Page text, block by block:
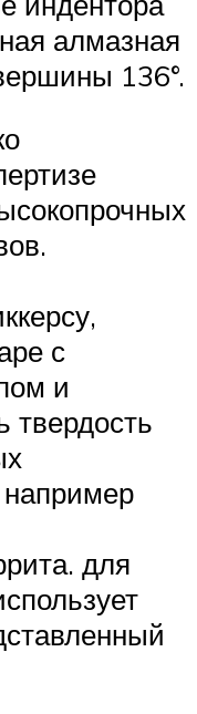
алмазная
136°.
с
и
твердость
для